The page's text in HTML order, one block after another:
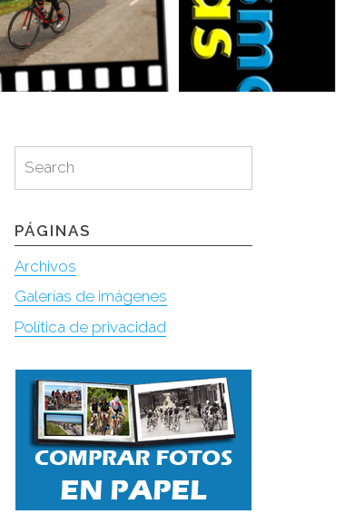
for:
Search
PÁGINAS
Archivos
Galerías de imágenes
Política de privacidad